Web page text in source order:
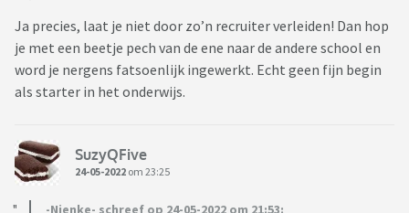
Ja precies, laat je niet door zo’n recruiter verleiden! Dan hop
je met een beetje pech van de ene naar de andere school en
word je nergens fatsoenlijk ingewerkt. Echt geen fijn begin
als starter in het onderwijs.
SuzyQFive
24-05-2022 om 23:25
-Nienke- schreef op 24-05-2022 om 21:53: